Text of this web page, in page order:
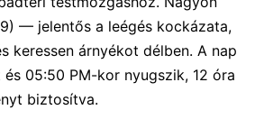
— jelentős a leégés kockázata,
keressen árnyékot délben. A nap
05:50 PM-kor nyugszik, 12 óra
biztosítva.